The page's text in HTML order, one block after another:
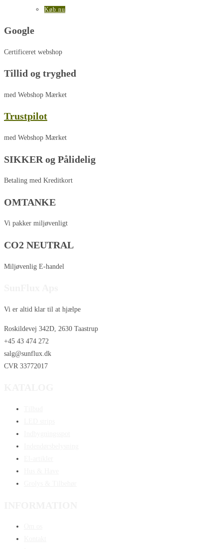
Køb nu
Google
Certificeret webshop
Tillid og tryghed
med Webshop Mærket
Trustpilot
med Webshop Mærket
SIKKER og Pålidelig
Betaling med Kreditkort
OMTANKE
Vi pakker miljøvenligt
CO2 NEUTRAL
Miljøvenlig E-handel
Vi er altid klar til at hjælpe
Roskildevej 342D, 2630 Taastrup
+45 43 474 272
salg@sunflux.dk
CVR 33772017